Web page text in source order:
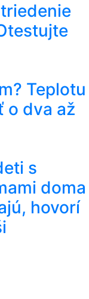
Teplotu
o dva až
s
doma
hovorí